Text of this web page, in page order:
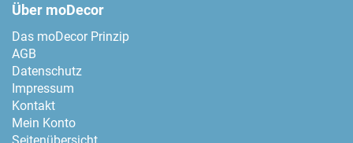
Über moDecor
Das moDecor Prinzip
AGB
Datenschutz
Impressum
Kontakt
Mein Konto